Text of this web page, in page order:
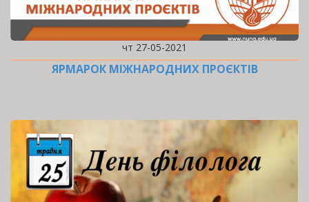
чт 27-05-2021
ЯРМАРОК МІЖНАРОДНИХ ПРОЄКТІВ